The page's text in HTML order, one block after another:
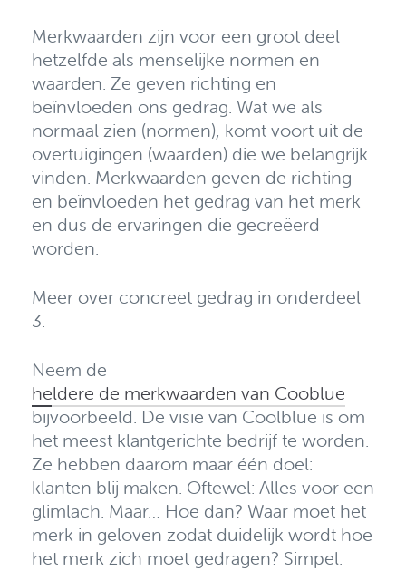
Merkwaarden zijn voor een groot deel
hetzelfde als menselijke normen en
waarden. Ze geven richting en
beïnvloeden ons gedrag. Wat we als
normaal zien (normen), komt voort uit de
overtuigingen (waarden) die we belangrijk
vinden. Merkwaarden geven de richting
en beïnvloeden het gedrag van het merk
en dus de ervaringen die gecreëerd
worden.
Meer over concreet gedrag in onderdeel
3.
Neem de
heldere de merkwaarden van Cooblue
bijvoorbeeld. De visie van Coolblue is om
het meest klantgerichte bedrijf te worden.
Ze hebben daarom maar één doel:
klanten blij maken. Oftewel: Alles voor een
glimlach. Maar… Hoe dan? Waar moet het
merk in geloven zodat duidelijk wordt hoe
het merk zich moet gedragen? Simpel: